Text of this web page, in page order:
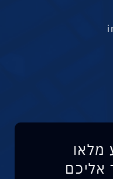
מלאו
אליכם